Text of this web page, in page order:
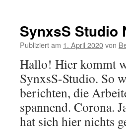
SynxsS Studio
Publiziert am 1. April 2020von
Hallo! Hier kommt
SynxsS-Studio. So
berichten, die
spannend. Corona.
hat sich hier nichts